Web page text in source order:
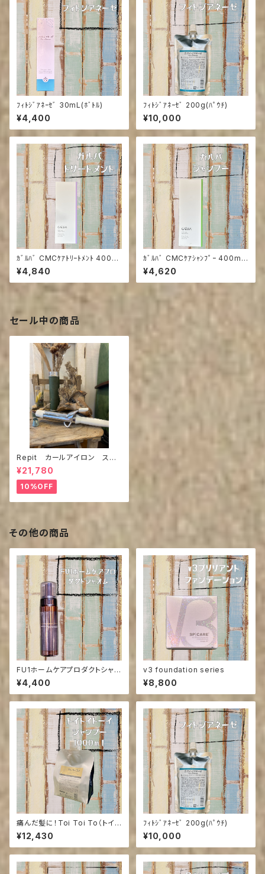
ﾌｨﾄｼﾞｱﾈｰｾﾞ 30mL(ﾎﾞﾄﾙ)
¥4,400
ﾌｨﾄｼﾞｱﾈｰｾﾞ 200g(ﾊﾟｳﾁ)
¥10,000
ｶﾞﾙﾊﾞ CMCｹｱﾄﾘｰﾄﾒﾝﾄ 400m
L(ﾎﾞﾄﾙ)
¥4,840
ｶﾞﾙﾊﾞ CMCｹｱｼｬﾝﾌﾟｰ 400mL
(ﾎﾞﾄﾙ)
¥4,620
セール中の商品
Repit カールアイロン スク
エアバー36mm,40ｍｍ
¥21,780
10%OFF
その他の商品
FU1ホームケアプロダクトシャオ
ム
¥4,400
v3 foundation series
¥8,800
痛んだ髪に！Toi Toi To（トイト
イトーイ）i シャンプー1000ml
(ご来店の方送料引き）
¥12,430
ﾌｨﾄｼﾞｱﾈｰｾﾞ 200g(ﾊﾟｳﾁ)
¥10,000